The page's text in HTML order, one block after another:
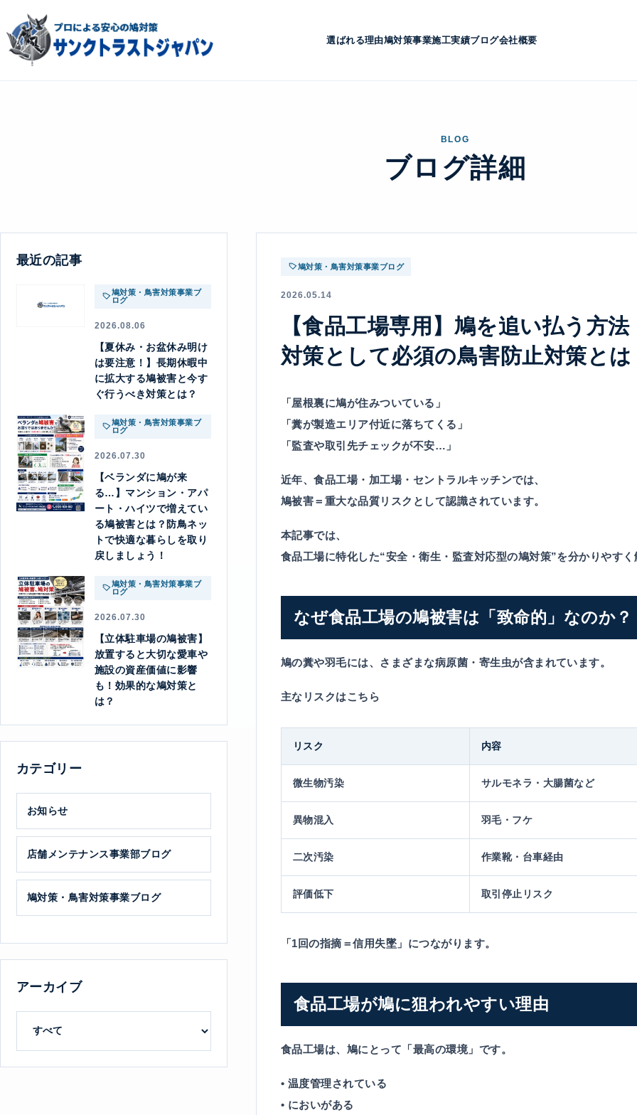
選ばれる理由鳩対策事業施工実績ブログ会社概要
BLOG
ブログ詳細
最近の記事
鳩対策・鳥害対策事業ブ
ログ
2026.08.06
【夏休み・お盆休み明け
は要注意！】長期休暇中
に拡大する鳩被害と今す
ぐ行うべき対策とは？
鳩対策・鳥害対策事業ブ
ログ
2026.07.30
【ベランダに鳩が来
る…】マンション・アパ
ート・ハイツで増えてい
る鳩被害とは？防鳥ネッ
トで快適な暮らしを取り
戻しましょう！
鳩対策・鳥害対策事業ブ
ログ
2026.07.30
【立体駐車場の鳩被害】
放置すると大切な愛車や
施設の資産価値に影響
も！効果的な鳩対策と
は？
カテゴリー
お知らせ
店舗メンテナンス事業部ブログ
鳩対策・鳥害対策事業ブログ
アーカイブ
鳩対策・鳥害対策事業ブログ
2026.05.14
【食品工場専用】鳩を追い払う方
対策として必須の鳥害防止対策とは
「屋根裏に鳩が住みついている」
「糞が製造エリア付近に落ちてくる」
「監査や取引先チェックが不安…」
近年、食品工場・加工場・セントラルキッチンでは、
鳩被害＝重大な品質リスク として認識されています。
本記事では、
食品工場に特化した“安全・衛生・監査対応型の鳩対策”を分かりやす
なぜ食品工場の鳩被害は「致命的」なのか？
鳩の糞や羽毛には、さまざまな病原菌・寄生虫が含まれています。
主なリスクはこちら
リスク 内容
微生物汚染 サルモネラ・大腸菌など
異物混入 羽毛・フケ
二次汚染 作業靴・台車経由
評価低下 取引停止リスク
「1回の指摘＝信用失墜」 につながります。
食品工場が鳩に狙われやすい理由
食品工場は、鳩にとって「最高の環境」です。
• 温度管理されている
• においがある